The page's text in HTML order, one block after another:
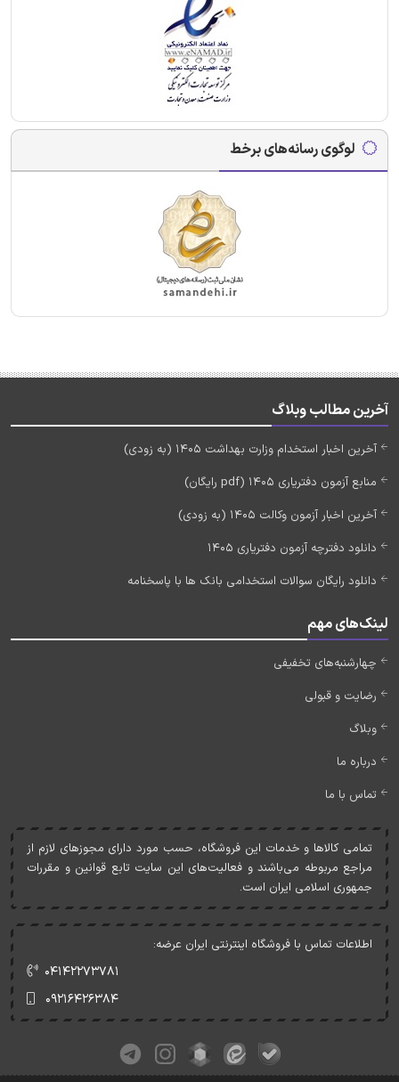
لوگوی رسانه‌های برخط
آخرین مطالب وبلاگ
آخرین اخبار استخدام وزارت بهداشت 1405 (به زودی)
منابع آزمون دفتریاری 1405 (pdf رایگان)
آخرین اخبار آزمون وکالت 1405 (به زودی)
دانلود دفترچه آزمون دفتریاری 1405
دانلود رایگان سوالات استخدامی بانک ها با پاسخنامه
لینک‌های مهم
چهارشنبه‌های تخفیفی
رضایت و قبولی
وبلاگ
درباره ما
تماس با ما
تمامی کالاها و خدمات اين فروشگاه، حسب مورد دارای مجوزهای لازم از
مراجع مربوطه می‌باشند و فعاليت‌های اين سايت تابع قوانين و مقررات
جمهوری اسلامی ايران است.
اطلاعات تماس با فروشگاه اینترنتی ایران عرضه:
۰۴۱۴۲۲۷۳۷۸۱
۰۹۲۱۶۴۲۶۳۸۴